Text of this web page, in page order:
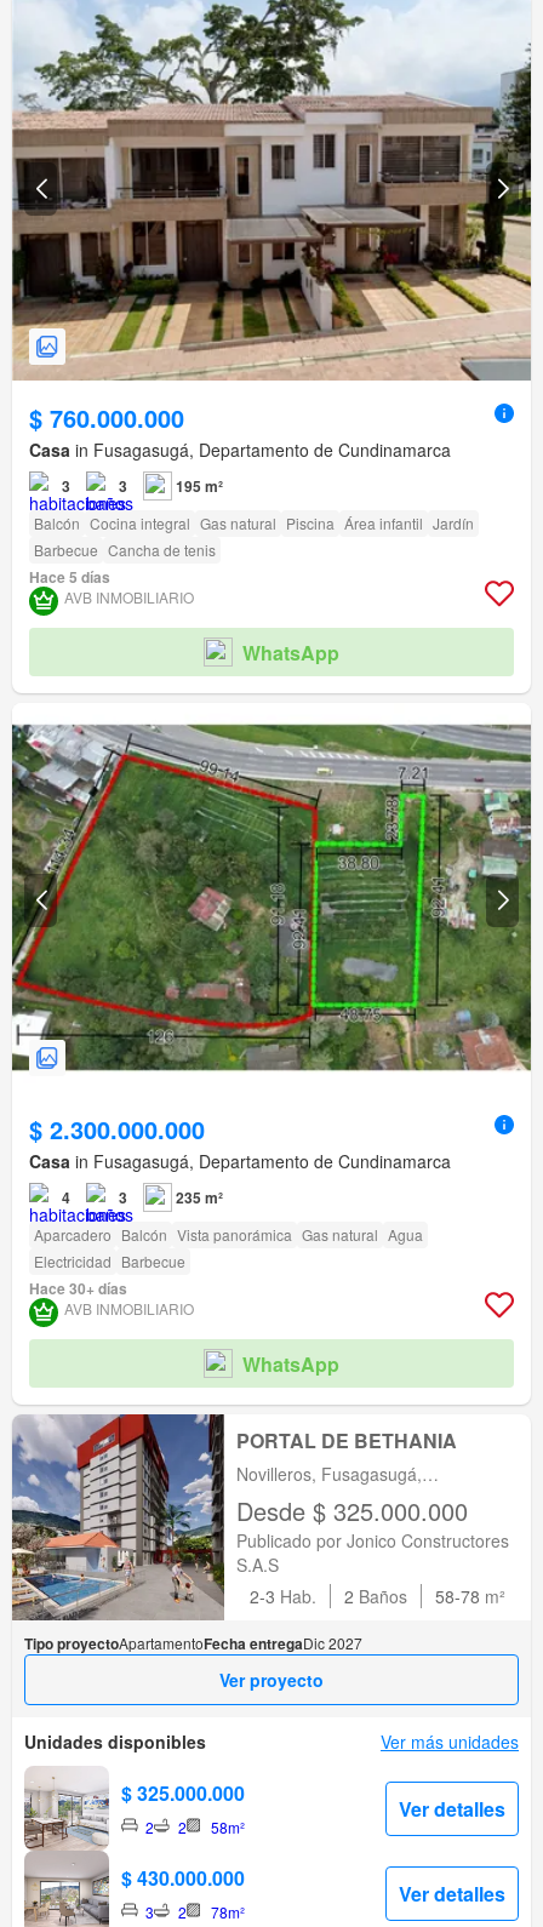
$ 760.000.000
Casa in Fusagasugá, Departamento de Cundinamarca
3 3 195 m²
Balcón Cocina integral Gas natural Piscina Área infantil Jardín
Barbecue Cancha de tenis
Hace 5 días
AVB INMOBILIARIO
WhatsApp
$ 2.300.000.000
Casa in Fusagasugá, Departamento de Cundinamarca
4 3 235 m²
Aparcadero Balcón Vista panorámica Gas natural Agua
Electricidad Barbecue
Hace 30+ días
AVB INMOBILIARIO
WhatsApp
PORTAL DE BETHANIA
Novilleros, Fusagasugá,
Fusagasugá, Cundinamarca
Desde $ 325.000.000
Publicado por Jonico Constructores
S.A.S
2-3 Hab. 2 Baños 58-78 m²
Tipo proyectoApartamentoFecha entregaDic 2027
Ver proyecto
Unidades disponibles Ver más unidades
$ 325.000.000
2 2 58m²
Ver detalles
$ 430.000.000
3 2 78m²
Ver detalles